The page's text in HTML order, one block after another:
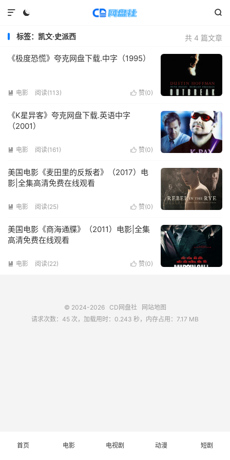
 

共 4 篇文章
标签：凯文·史派西
《极度恐慌》夸克网盘下载.中字（1995）
 赞(0)
 电影 阅读(113)
《K星异客》夸克网盘下载.英语中字
（2001）
 赞(0)
 电影 阅读(161 )
美国电影《麦田里的反叛者》（2017）电
影|全集高清免费在线观看
 赞(0)
 电影 阅读(25)
美国电影《商海通牒》（2011）电影|全集
高清免费在线观看
 赞(0)
 电影 阅读(22)
© 2024-2026 CD网盘社
网站地图
请求次数：45 次，加载用时：0.243 秒，内存占用：7.17 MB
首页 电影 电视剧 动漫 短剧